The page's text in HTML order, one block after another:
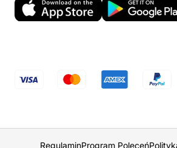
RegulaminProgram Poleceń